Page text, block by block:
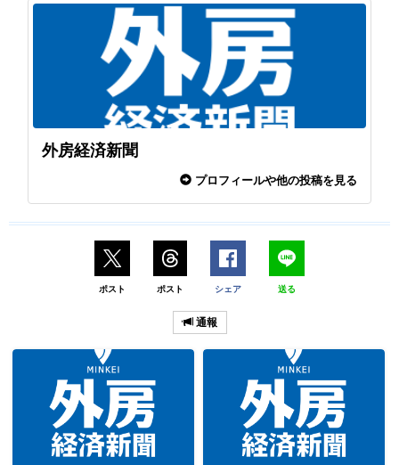
外房経済新聞
プロフィールや他の投稿を見る
ポスト ポスト シェア 送る
通報